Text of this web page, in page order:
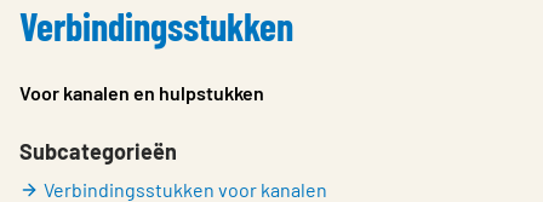
Contact
Belgium - Dutch
Verbindingsstukken
Voor kanalen en hulpstukken
Subcategorieën
Verbindingsstukken voor kanalen